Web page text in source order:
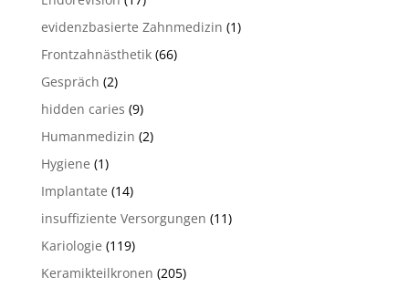
evidenzbasierte Zahnmedizin (1)
Frontzahnästhetik(66)
Gespräch (2)
hidden caries (9)
Humanmedizin (2)
Hygiene (1)
Implantate (14)
insuffiziente Versorgungen (11)
Kariologie (119)
Keramikteilkronen (205)